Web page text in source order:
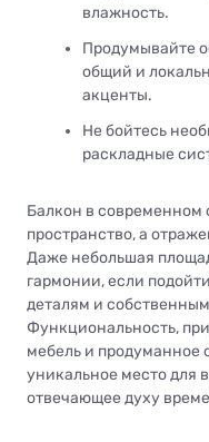
влажность.
Продумывайте
общий и
акценты.
Не бойтесь
раскладные
Балкон в современном
пространство, а
Даже небольшая
гармонии, если
деталям и
Функциональность,
мебель и продуманное
уникальное место для
отвечающее духу